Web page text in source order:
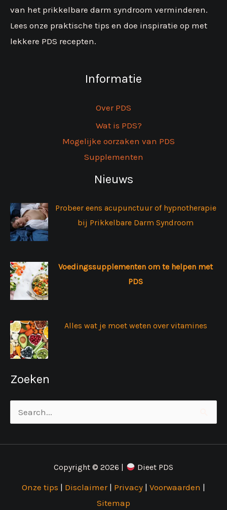
van het prikkelbare darm syndroom verminderen.
Lees onze praktische tips en doe inspiratie op met
lekkere PDS recepten.
Informatie
Over PDS
Wat is PDS?
Mogelijke oorzaken van PDS
Supplementen
Nieuws
Probeer eens acupunctuur of hypnotherapie
bij Prikkelbare Darm Syndroom
Voedingssupplementen om te helpen met
PDS
Alles wat je moet weten over vitamines
Zoeken
Zoek
Copyright © 2026 | Dieet PDS
Onze tips | Disclaimer| Privacy | Voorwaarden |
Sitemap